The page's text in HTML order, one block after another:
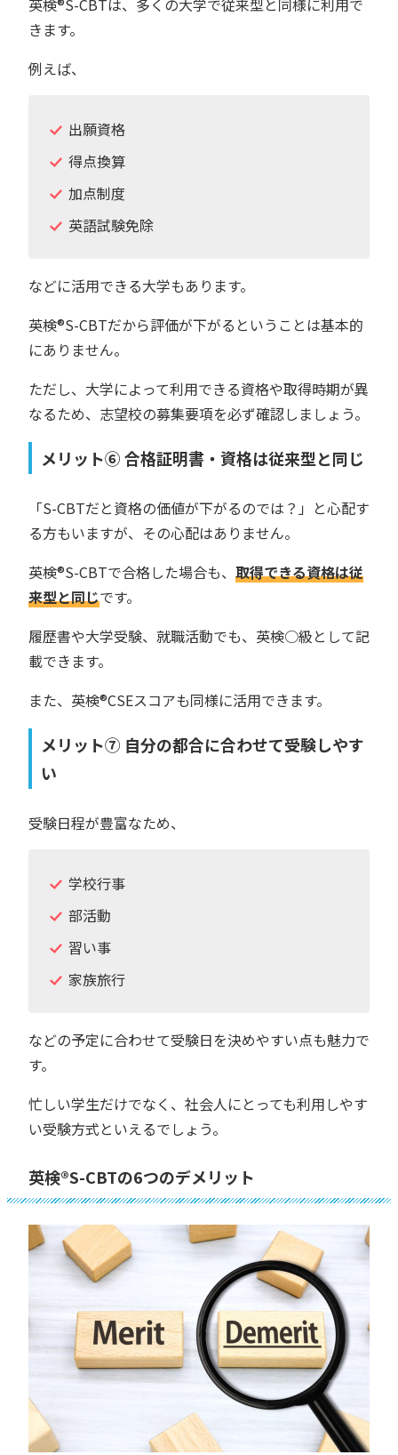
英検®︎S-CBTは、多くの大学で従来型と同様に利用で
きます。
例えば、
出願資格
得点換算
加点制度
英語試験免除
などに活用できる大学もあります。
英検®︎S-CBTだから評価が下がるということは基本的
にありません。
ただし、大学によって利用できる資格や取得時期が異
なるため、志望校の募集要項を必ず確認しましょう。
メリット⑥ 合格証明書・資格は従来型と同じ
「S-CBTだと資格の価値が下がるのでは？」と心配す
る方もいますが、その心配はありません。
英検®︎S-CBTで合格した場合も、 取得できる資格は従
来型と同じです。
履歴書や大学受験、就職活動でも、英検○級として記
載できます。
また、英検®︎CSEスコアも同様に活用できます。
メリット⑦ 自分の都合に合わせて受験しやす
い
受験日程が豊富なため、
学校行事
部活動
習い事
家族旅行
などの予定に合わせて受験日を決めやすい点も魅力で
す。
忙しい学生だけでなく、社会人にとっても利用しやす
い受験方式といえるでしょう。
英検®︎S-CBTの6つのデメリット